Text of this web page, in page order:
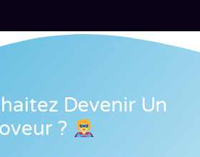
Devenir Un
?